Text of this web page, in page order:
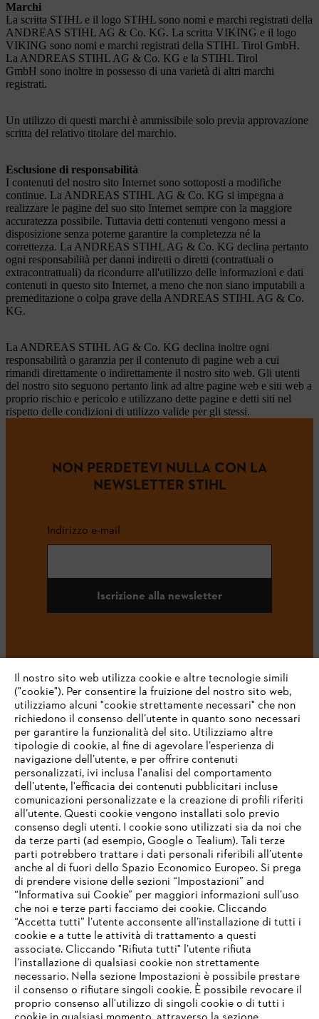
Marchi
La scritta STIHL e il logo STIHL sono nomi e marchi registrati della
ANDREAS STIHL AG & Co. KG. La scritta VIKING e il logo
VIKING sono nomi e marchi registrati della STIHL Tirol GmbH.
La ANDREAS STIHL AG & Co. KG e la STIHL Tirol
GmbH sono inoltre in possesso di una varietà di altri marchi
registrati.
Un utilizzo di questi marchi è ammissibile solo previa approvazione
scritta del relativo titolare del marchio.
Esclusione di responsabilità
I contenuti del nostro sito Internet sono sottoposti a modifiche
continue. La ANDREAS STIHL AG & Co. KG si impegna a
realizzare le pagine del suo sito Internet sempre con la maggiore
accuratezza possibile. Tuttavia detti contenuti vengono messi a
disposizione senza poterne garantire la completezza né la
correttezza. La ANDREAS STIHL AG & Co. KG declina pertanto
ogni responsabilità per danni indiretti o diretti (contrattuali o
extracontrattuali) da ricondurre all'utilizzo delle informazioni e dati
contenuti in questo sito Internet, a meno che non siano imputabili a
premeditazione o colpa grave della ANDREAS STIHL AG & Co.
KG.
La ANDREAS STIHL AG & Co. KG declina inoltre ogni
responsabilità o garanzia per il contenuto di pagine web a cui
rimandi direttamente o indirettamente il nostro sito web. Gli utenti
del nostro sito seguono pertanto link ad altre pagine web e siti web a
proprio rischio e pericolo e utilizzano dette pagine e detti siti nel
rispetto delle condizioni di utilizzo valide per gli stessi.
NON PERDETEVI NULLA CON LA
NEWSLETTER STIHL
Indirizzo e-mail
Iscrizione alla newsletter
#STIHL
L’azienda
STIHL FAQ
Service
Termini e condizioni generali Privacy policy
IHR BROWSER WIRD NICHT
UNTERSTÜTZT
Sie nutzen einen Browser, den wir noch nicht unterstützen. Für
eine optimale Nutzung unserer Seite empfehlen wir Ihnen, zu
einem der folgenden Browser zu wechseln:
Il nostro sito web utilizza cookie e altre tecnologie simili
("cookie"). Per consentire la fruizione del nostro sito web,
utilizziamo alcuni "cookie strettamente necessari" che non
richiedono il consenso dell’utente in quanto sono necessari
per garantire la funzionalità del sito. Utilizziamo altre
tipologie di cookie, al fine di agevolare l’esperienza di
navigazione dell’utente, e per offrire contenuti
personalizzati, ivi inclusa l'analisi del comportamento
dell’utente, l'efficacia dei contenuti pubblicitari incluse
comunicazioni personalizzate e la creazione di profili riferiti
all’utente. Questi cookie vengono installati solo previo
consenso degli utenti. I cookie sono utilizzati sia da noi che
da terze parti (ad esempio, Google o Tealium). Tali terze
parti potrebbero trattare i dati personali riferibili all’utente
anche al di fuori dello Spazio Economico Europeo. Si prega
di prendere visione delle sezioni “Impostazioni” and
“Informativa sui Cookie” per maggiori informazioni sull’uso
che noi e terze parti facciamo dei cookie. Cliccando
“Accetta tutti” l’utente acconsente all’installazione di tutti i
cookie e a tutte le attività di trattamento a questi
associate. Cliccando "Rifiuta tutti" l’utente rifiuta
l’installazione di qualsiasi cookie non strettamente
necessario. Nella sezione Impostazioni è possibile prestare
il consenso o rifiutare singoli cookie. È possibile revocare il
proprio consenso all'utilizzo di singoli cookie o di tutti i